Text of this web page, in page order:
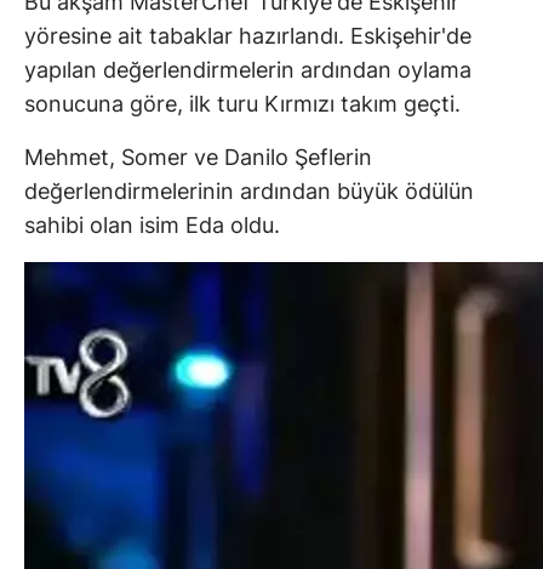
yöresine ait tabaklar hazırlandı. Eskişehir'de
yapılan değerlendirmelerin ardından oylama
sonucuna göre, ilk turu Kırmızı takım geçti.
Mehmet, Somer ve Danilo Şeflerin
değerlendirmelerinin ardından büyük ödülün
sahibi olan isim Eda oldu.